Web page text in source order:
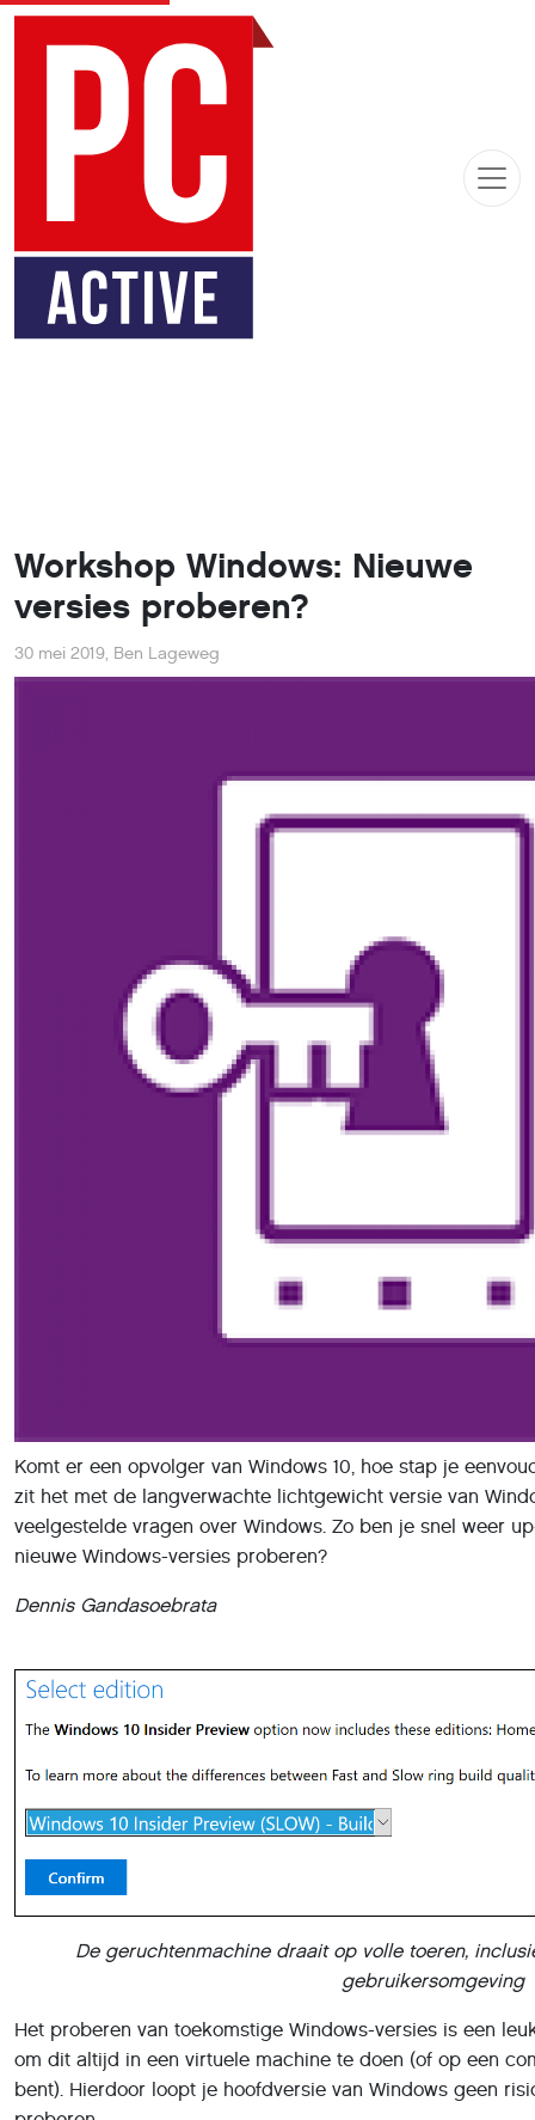
Workshop Windows: Nieuwe
versies proberen?
30 mei 2019, Ben Lageweg
Komt er een opvolger van Windows 10, hoe stap je
zit het met de langverwachte lichtgewicht versie van
veelgestelde vragen over Windows. Zo ben je snel weer
nieuwe Windows-versies proberen?
Dennis Gandasoebrata
De geruchtenmachine draait op volle toeren,
gebruikersomgeving
Het proberen van toekomstige Windows-versies is een
om dit altijd in een virtuele machine te doen (of op een
bent). Hierdoor loopt je hoofdversie van Windows geen